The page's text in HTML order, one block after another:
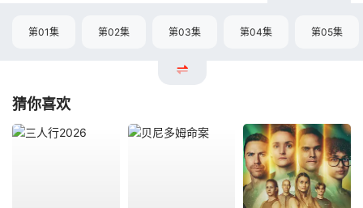
第01集 第02集 第03集 第04集 第05集
猜你喜欢